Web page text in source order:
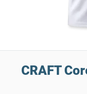
CRAFT